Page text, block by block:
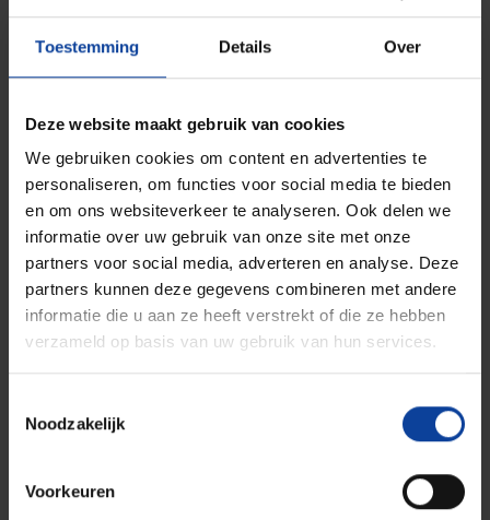
Toestemming Details Over
Deze website maakt gebruik van cookies
We gebruiken cookies om content en advertenties te
personaliseren, om functies voor social media te bieden
en om ons websiteverkeer te analyseren. Ook delen we
informatie over uw gebruik van onze site met onze
partners voor social media, adverteren en analyse. Deze
partners kunnen deze gegevens combineren met andere
informatie die u aan ze heeft verstrekt of die ze hebben
verzameld op basis van uw gebruik van hun services.
Noodzakelijk
Voorkeuren
Ga naar Facebook
Ga naar LinkedInGa naar Instagram
Privacy statementDisclaimer
© NRG PALLAS
Tel.: +31 (0)224 56 4950
Bezoekadres Arnhem